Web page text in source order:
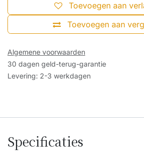
Toevoegen aan
Toevoegen aan
Algemene voorwaarden
30 dagen geld-terug-garantie
Levering: 2-3 werkdagen
Specificaties